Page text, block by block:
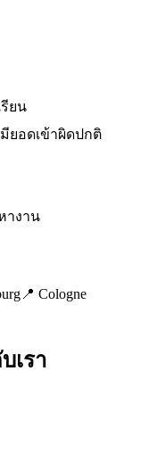
รียน
มียอดเข้าผิดปกติ
างาน
📍 Cologne
เรา